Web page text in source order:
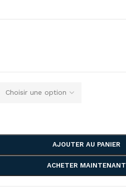
AJOUTER AU PANIER
ACHETER MAINTENANT